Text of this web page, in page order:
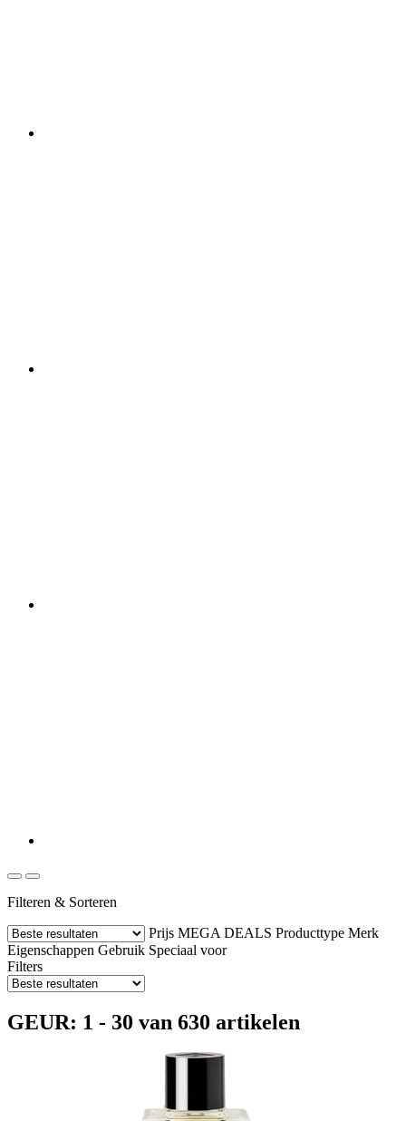
Filteren & Sorteren
Prijs MEGA DEALS Producttype Merk
Eigenschappen Gebruik Speciaal voor
Filters
GEUR: 1 - 30 van 630 artikelen